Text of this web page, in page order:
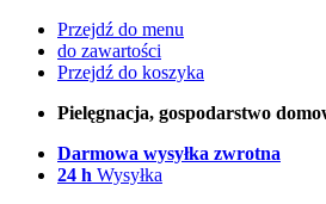
Przejdź do menu
do zawartości
Przejdź do koszyka
Pielęgnacja, gospodarstwo
Darmowa wysyłka zwrotna
24 h Wysyłka